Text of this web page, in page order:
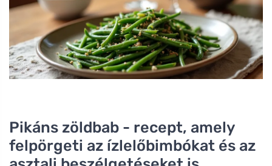
Pikáns zöldbab - recept, amely
felpörgeti az ízlelőbimbókat és az